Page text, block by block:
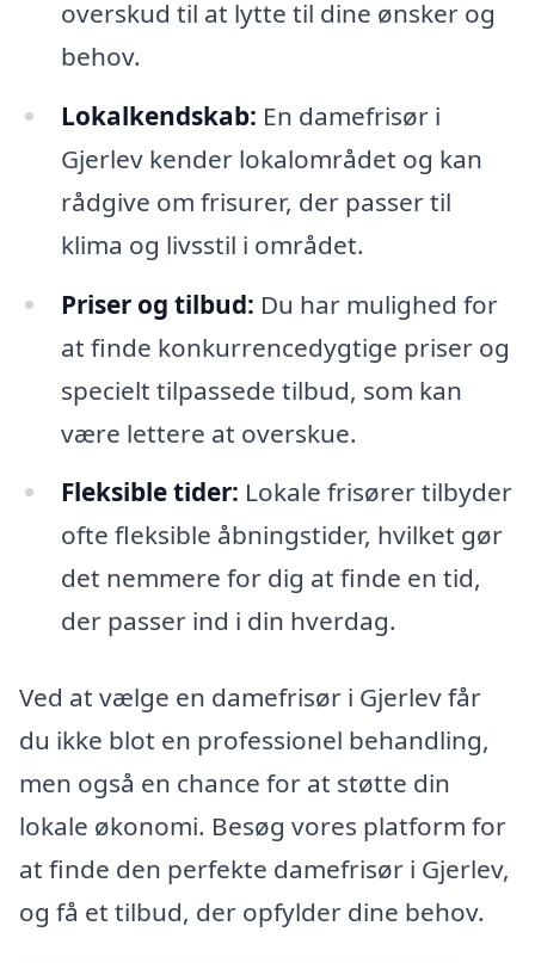
overskud til at lytte til dine ønsker og
behov.
Lokalkendskab: En damefrisør i
Gjerlev kender lokalområdet og kan
rådgive om frisurer, der passer til
klima og livsstil i området.
Priser og tilbud: Du har mulighed for
at finde konkurrencedygtige priser og
specielt tilpassede tilbud, som kan
være lettere at overskue.
Fleksible tider: Lokale frisører tilbyder
ofte fleksible åbningstider, hvilket gør
det nemmere for dig at finde en tid,
der passer ind i din hverdag.
Ved at vælge en damefrisør i Gjerlev får
du ikke blot en professionel behandling,
men også en chance for at støtte din
lokale økonomi. Besøg vores platform for
at finde den perfekte damefrisør i Gjerlev,
og få et tilbud, der opfylder dine behov.